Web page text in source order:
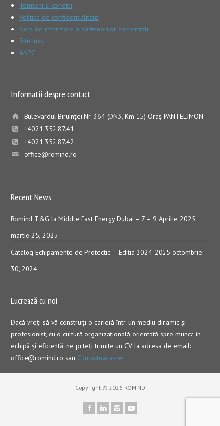
Termeni si conditii
Politica de confidentialitate
Nota de informare a partenerilor comerciali
Sitelinks
ANPC
Informatii despre contact
Bulevardul Biruinţei Nr. 364 (DN3, Km 15) Oraş PANTELIMON
+4021.352.87.41
+4021.352.87.42
office@romind.ro
Recent News
Romind T&G la Middle East Energy Dubai – 7 – 9 Aprilie 2025
martie 25, 2025
Catalog Echipamente de Protectie – Editia 2024-2025 octombrie
30, 2024
Lucrează cu noi
Dacă vreţi să vă construiţi o carieră într-un mediu dinamic şi
profesionist, cu o cultură organizaţională orientată spre munca în
echipă şi eficientă, ne puteți trimite un CV la adresa de email:
office@romind.ro sau Contacteaza-ne!
Copyright © 2026 ROMIND